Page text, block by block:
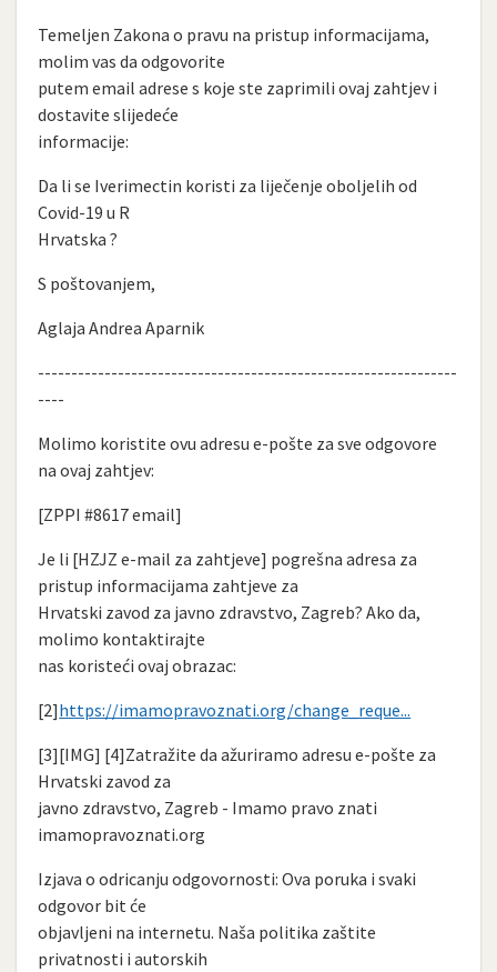
Temeljen Zakona o pravu na pristup informacijama,
molim vas da odgovorite
putem email adrese s koje ste zaprimili ovaj zahtjev i
dostavite slijedeće
informacije:
Da li se Iverimectin koristi za liječenje oboljelih od
Covid-19 u R
Hrvatska ?
S poštovanjem,
Aglaja Andrea Aparnik
---------------------------------------------------------------
----
Molimo koristite ovu adresu e-pošte za sve odgovore
na ovaj zahtjev:
[ZPPI #8617 email]
Je li [HZJZ e-mail za zahtjeve] pogrešna adresa za
pristup informacijama zahtjeve za
Hrvatski zavod za javno zdravstvo, Zagreb? Ako da,
molimo kontaktirajte
nas koristeći ovaj obrazac:
[2]https://imamopravoznati.org/change_reque...
[3][IMG] [4]Zatražite da ažuriramo adresu e-pošte za
Hrvatski zavod za
javno zdravstvo, Zagreb - Imamo pravo znati
imamopravoznati.org
Izjava o odricanju odgovornosti: Ova poruka i svaki
odgovor bit će
objavljeni na internetu. Naša politika zaštite
privatnosti i autorskih